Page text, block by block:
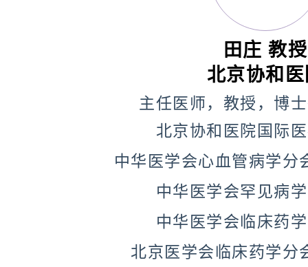
田庄 教授
北京协和医
主任医师，教授，博
北京协和医院国际
中华医学会心血管病学分
中华医学会罕见病
中华医学会临床药
北京医学会临床药学分